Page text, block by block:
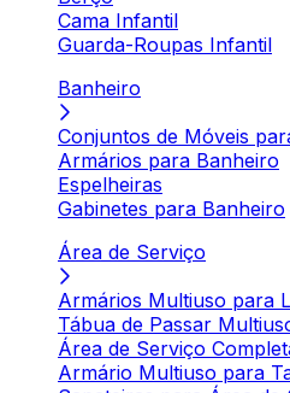
Cama Infantil
Guarda-Roupas Infantil
Banheiro
Conjuntos de Móveis
Armários para Banheiro
Espelheiras
Gabinetes para Banheiro
Área de Serviço
Armários Multiuso para
Tábua de Passar
Área de Serviço
Armário Multiuso para